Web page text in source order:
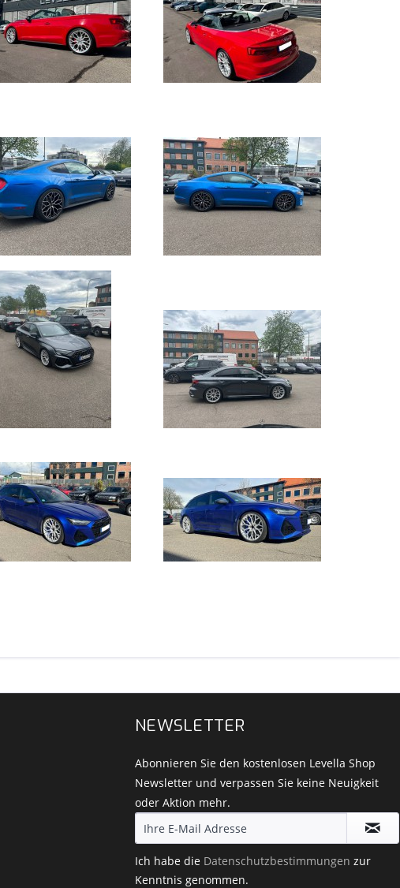
NEWSLETTER
Abonnieren Sie den kostenlosen Levella Shop
Newsletter und verpassen Sie keine Neuigkeit
oder Aktion mehr.
Ich habe die Datenschutzbestimmungen zur
Kenntnis genommen.